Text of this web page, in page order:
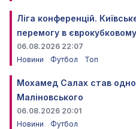
Ліга конференцій.
перемогу в єврокубковому
06.08.2026 22:07
Новини
Футбол Топ
Мохамед Салах став
Маліновського
06.08.2026 20:01
Новини
Футбол